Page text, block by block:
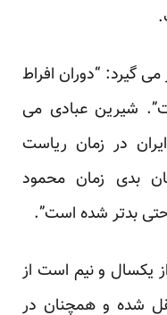
گیرد: “دوران افراط
شیرین عبادی می
در زمان ریاست‌
بدی زمان محمود
بدتر شده‌ است”.
یکسال و نیم است از
شده و همچنان در